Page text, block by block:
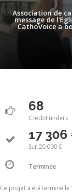
Association de
message de
CathoVoice a
68
CredoFunders
17 306
Sur 20 000 €
Terminée
Ce projet a été terminé le